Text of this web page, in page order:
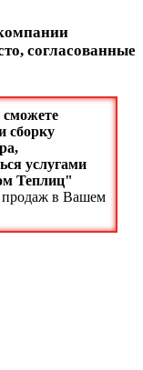
согласованные
сборку
услугами
Теплиц"
продаж в Вашем